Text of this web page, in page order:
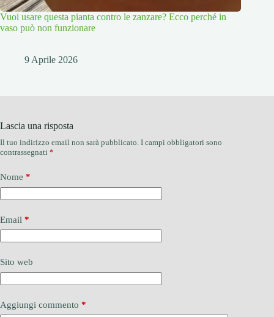
Vuoi usare questa pianta contro le zanzare? Ecco perché in
vaso può non funzionare
9 Aprile 2026
Lascia una risposta
Il tuo indirizzo email non sarà pubblicato. I campi obbligatori sono
contrassegnati *
Nome *
Email *
Sito web
Aggiungi commento *